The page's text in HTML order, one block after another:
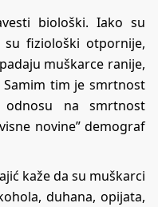
biološki. Iako su
fiziološki otpornije,
muškarce ranije,
Samim tim je smrtnost
na smrtnost
novine” demograf
kaže da su muškarci
duhana, opijata,